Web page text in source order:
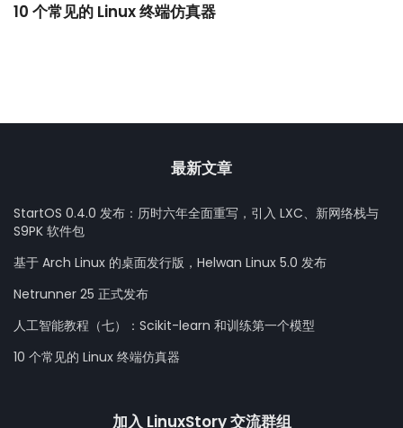
10 个常见的 Linux 终端仿真器
最新文章
StartOS 0.4.0 发布：历时六年全面重写，引入 LXC、新网络栈与
S9PK 软件包
基于 Arch Linux 的桌面发行版，Helwan Linux 5.0 发布
Netrunner 25 正式发布
人工智能教程（七）：Scikit-learn 和训练第一个模型
10 个常见的 Linux 终端仿真器
加入 LinuxStory 交流群组